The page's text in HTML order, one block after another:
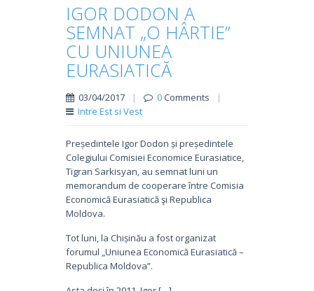
IGOR DODON A
SEMNAT „O HÂRTIE”
CU UNIUNEA
EURASIATICĂ
03/04/2017 | 0Comments
|
Intre Est si Vest
Președintele Igor Dodon și președintele
Colegiului Comisiei Economice Eurasiatice,
Tigran Sarkisyan, au semnat luni un
memorandum de cooperare între Comisia
Economică Eurasiatică şi Republica
Moldova.
Tot luni, la Chișinău a fost organizat
forumul „Uniunea Economică Eurasiatică –
Republica Moldova”.